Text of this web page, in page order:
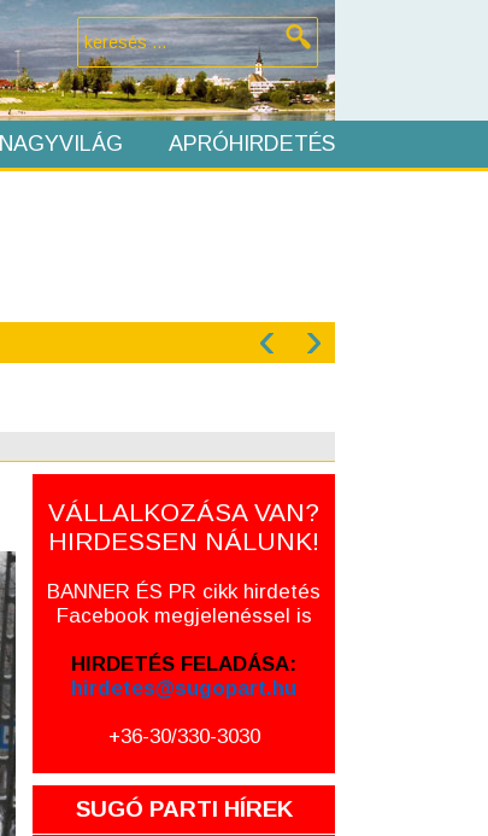
NAGYVILÁG APRÓHIRDETÉS
‹ ›
VÁLLALKOZÁSA VAN?
HIRDESSEN NÁLUNK!
BANNER ÉS PR cikk hirdetés
Facebook megjelenéssel is
HIRDETÉS FELADÁSA:
hirdetes@sugopart.hu
+36-30/330-3030
SUGÓ PARTI HÍREK